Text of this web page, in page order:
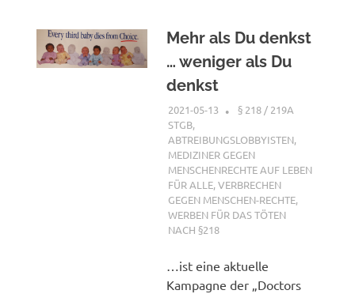
Mehr als Du denkst
… weniger als Du
denkst
2021-05-13 XX
§ 218 / 219A
STGB,
ABTREIBUNGSLOBBYISTEN,
MEDIZINER GEGEN
MENSCHENRECHTE AUF LEBEN
FÜR ALLE,VERBRECHEN
GEGEN MENSCHEN-RECHTE,
WERBEN FÜR DAS TÖTEN
NACH §218
…ist eine aktuelle
Kampagne der „Doctors